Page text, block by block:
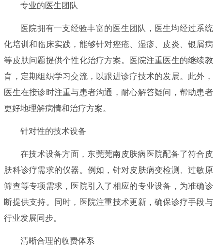
专业的医生团队
医院拥有一支经验丰富的医生团队，医生均经过系统
化培训和临床实践，能够针对痤疮、湿疹、皮炎、银屑病
等皮肤问题提供个性化治疗方案。医院注重医生的继续教
育，定期组织学习交流，以跟进诊疗技术的发展。此外，
医生在接诊时注重与患者沟通，耐心解答疑问，帮助患者
更好地理解病情和治疗方案。
针对性的技术设备
在技术设备方面，东莞莞南皮肤病医院配备了符合皮
肤科诊疗需求的仪器。例如，针对皮肤病变检测、过敏原
筛查等专项需求，医院引入了相应的专业设备，为准确诊
断提供支持。同时，医院注重技术更新，确保诊疗手段与
行业发展同步。
清晰合理的收费体系